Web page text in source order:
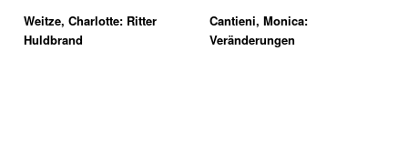
Weitze, Charlotte: Ritter
Huldbrand
Cantieni, Monica:
Veränderungen